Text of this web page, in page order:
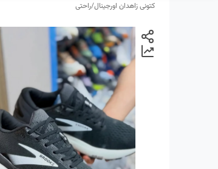
کتونی زاهدان اورجینال/راحتی